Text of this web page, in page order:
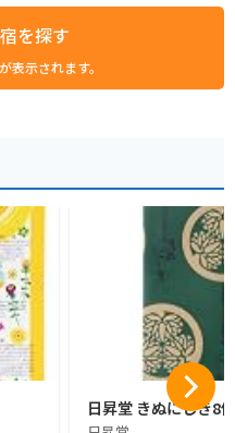
を探す
表示されます。
日昇堂 きぬにしき8個